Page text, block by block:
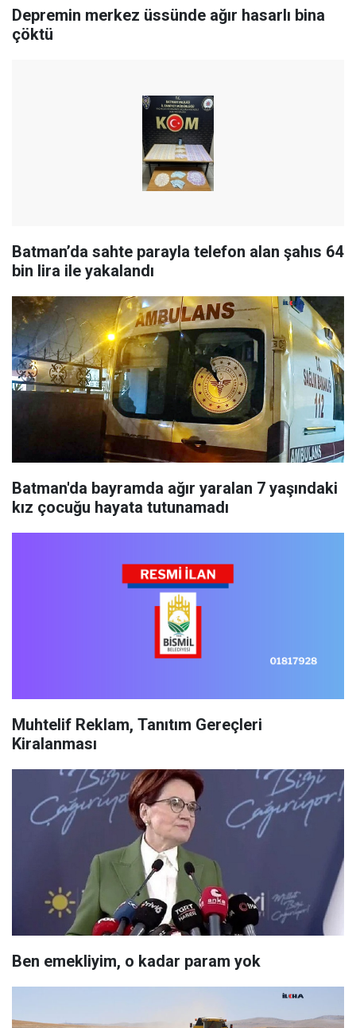
Depremin merkez üssünde ağır hasarlı bina
çöktü
Batman’da sahte parayla telefon alan şahıs 64
bin lira ile yakalandı
Batman'da bayramda ağır yaralan 7 yaşındaki
kız çocuğu hayata tutunamadı
Muhtelif Reklam, Tanıtım Gereçleri
Kiralanması
Ben emekliyim, o kadar param yok